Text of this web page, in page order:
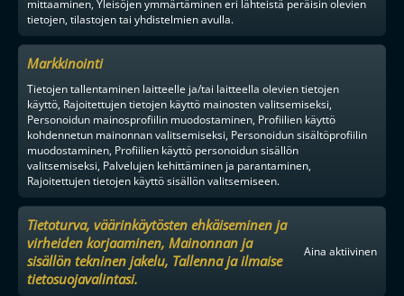
mittaaminen, Yleisöjen ymmärtäminen eri lähteistä peräisin olevien
tietojen, tilastojen tai yhdistelmien avulla.
Markkinointi
Tietojen tallentaminen laitteelle ja/tai laitteella olevien tietojen
käyttö, Rajoitettujen tietojen käyttö mainosten valitsemiseksi,
Personoidun mainosprofiilin muodostaminen, Profiilien käyttö
kohdennetun mainonnan valitsemiseksi, Personoidun sisältöprofiilin
muodostaminen, Profiilien käyttö personoidun sisällön
valitsemiseksi, Palvelujen kehittäminen ja parantaminen,
Rajoitettujen tietojen käyttö sisällön valitsemiseen.
Tietoturva, väärinkäytösten ehkäiseminen ja
virheiden korjaaminen, Mainonnan ja
sisällön tekninen jakelu, Tallenna ja ilmaise
tietosuojavalintasi.
Aina aktiivinen